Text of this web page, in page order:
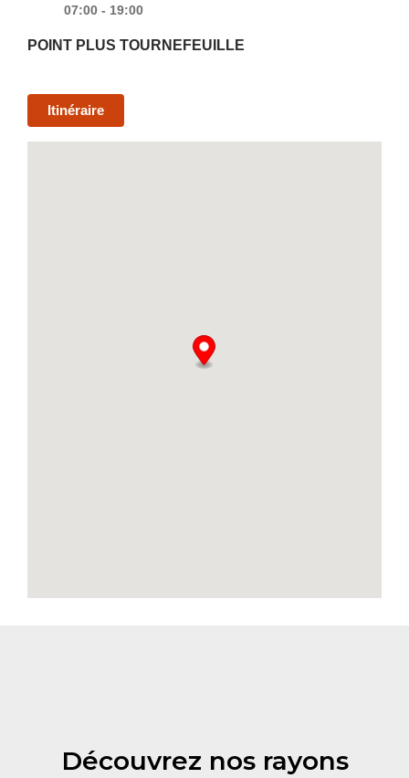
07:00 - 19:00
POINT PLUS TOURNEFEUILLE
Itinéraire
Découvrez nos rayons